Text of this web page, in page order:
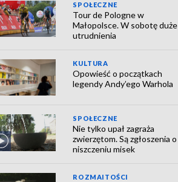
SPOŁECZNE
Tour de Pologne w
Małopolsce. W sobotę duże
utrudnienia
KULTURA
Opowieść o początkach
legendy Andy’ego Warhola
SPOŁECZNE
Nie tylko upał zagraża
zwierzętom. Są zgłoszenia o
niszczeniu misek
ROZMAITOŚCI